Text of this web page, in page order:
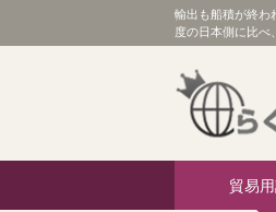
輸出も船積が終わ
度の日本側に比べ
貿易